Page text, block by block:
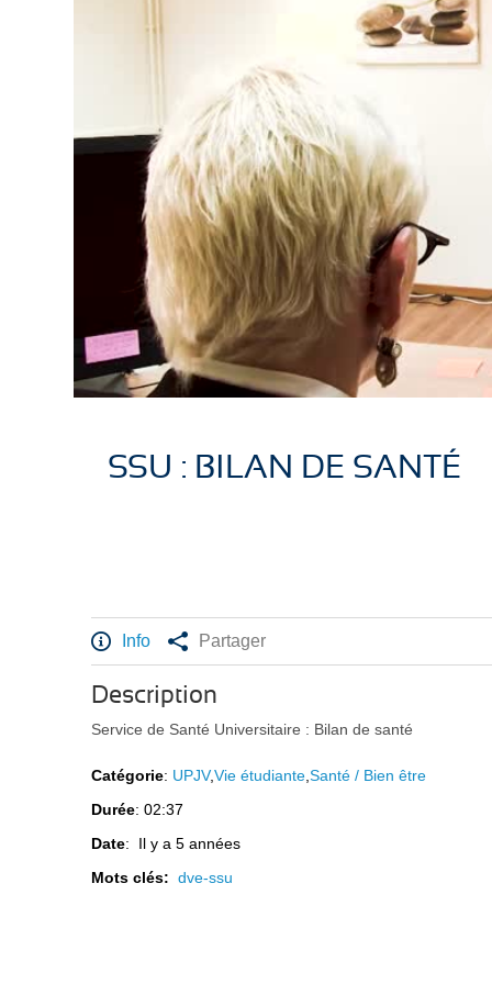
SSU : BILAN DE SANTÉ
Info Partager
Description
Service de Santé Universitaire : Bilan de santé
Catégorie: UPJV,Vie étudiante ,Santé / Bien être
Durée: 02:37
Date: Il y a 5 années
Mots clés:dve-ssu